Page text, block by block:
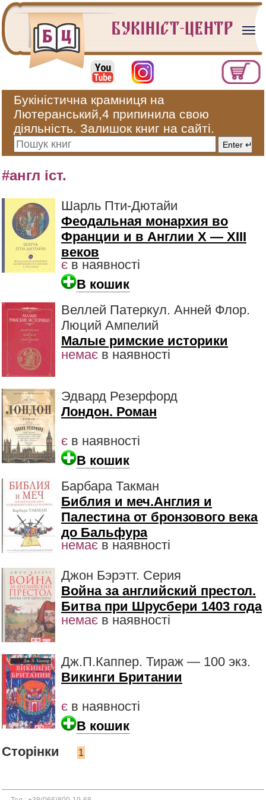
Букіністична крамниця на
Лютеранський,4 припинила свою
діяльність. Залишок книг на сайті.
#англ іст.
Шарль Пти-Дютайи
Феодальная монархия во
Франции и в Англии X — XIII
веков
є в наявності
В кошик
Веллей Патеркул. Анней Флор.
Люций Ампелий
Малые римские историки
немає в наявності
Эдвард Резерфорд
Лондон. Роман
є в наявності
В кошик
Барбара Такман
Библия и меч.Англия и
Палестина от бронзового века
до Бальфура
немає в наявності
Джон Бэрэтт. Серия
Война за английский престол.
Битва при Шрусбери 1403 года
немає в наявності
Дж.П.Каппер. Тираж — 100 экз.
Викинги Британии
є в наявності
В кошик
Сторінки
1